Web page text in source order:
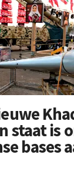
staat is
bases